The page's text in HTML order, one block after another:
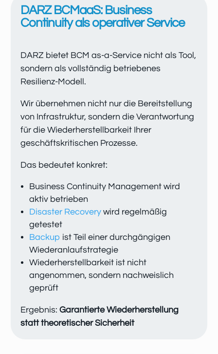
DARZ BCMaaS: Business
Continuity als operativer Service
DARZ bietet BCM as-a-Service nicht als Tool,
sondern als vollständig betriebenes
Resilienz-Modell.
Wir übernehmen nicht nur die Bereitstellung
von Infrastruktur, sondern die Verantwortung
für die Wiederherstellbarkeit Ihrer
geschäftskritischen Prozesse.
Das bedeutet konkret:
Business Continuity Management wird
aktiv betrieben
Disaster Recovery wird regelmäßig
getestet
Backup ist Teil einer durchgängigen
Wiederanlaufstrategie
Wiederherstellbarkeit ist nicht
angenommen, sondern nachweislich
geprüft
Ergebnis:Garantierte Wiederherstellung
statt theoretischer Sicherheit